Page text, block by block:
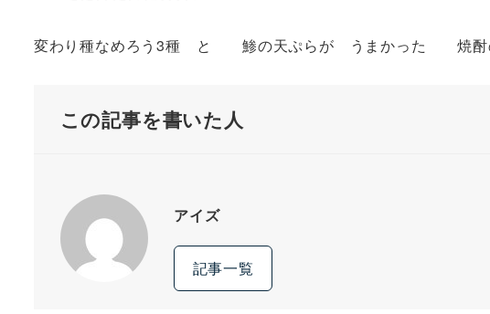
変わり種なめろう3種 と 鯵の天ぷらが うまかった 焼酎の
この記事を書いた人
アイズ
記事一覧